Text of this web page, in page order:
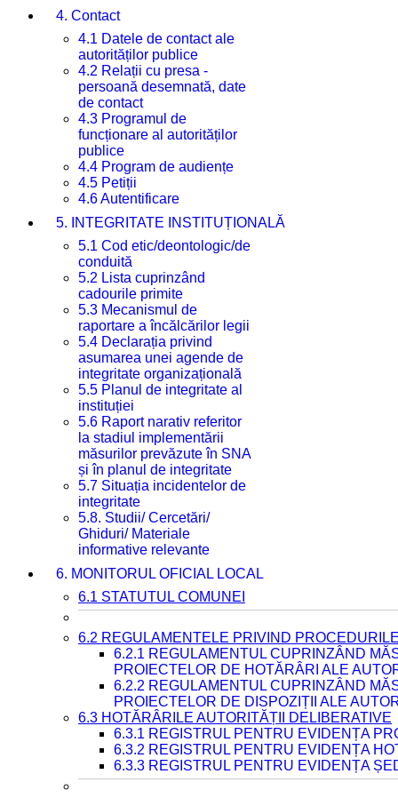
4. Contact
4.1 Datele de contact ale
autorităților publice
4.2 Relații cu presa -
persoană desemnată, date
de contact
4.3 Programul de
funcționare al autorităților
publice
4.4 Program de audiențe
4.5 Petiții
4.6 Autentificare
5. INTEGRITATE INSTITUȚIONALĂ
5.1 Cod etic/deontologic/de
conduită
5.2 Lista cuprinzând
cadourile primite
5.3 Mecanismul de
raportare a încălcărilor legii
5.4 Declarația privind
asumarea unei agende de
integritate organizațională
5.5 Planul de integritate al
instituției
5.6 Raport narativ referitor
la stadiul implementării
măsurilor prevăzute în SNA
și în planul de integritate
5.7 Situația incidentelor de
integritate
5.8. Studii/ Cercetări/
Ghiduri/ Materiale
informative relevante
6. MONITORUL OFICIAL LOCAL
6.1 STATUTUL COMUNEI
6.2 REGULAMENTELE PRIVIND
6.2.1 REGULAMENTUL CUPRINZÂND
PROIECTELOR DE HOTĂRÂRI ALE
6.2.2 REGULAMENTUL CUPRINZÂND
PROIECTELOR DE DISPOZIȚII ALE
6.3 HOTĂRÂRILE AUTORITĂȚII DELIBERATIVE
6.3.1 REGISTRUL PENTRU EVIDENȚA
6.3.2 REGISTRUL PENTRU EVIDENȚA
6.3.3 REGISTRUL PENTRU EVIDENȚA